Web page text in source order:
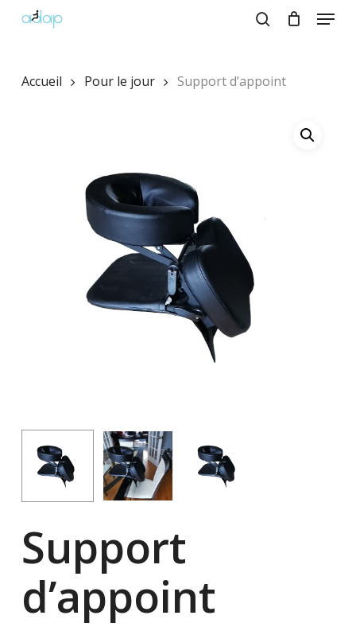
Menu
Accueil Pour le jour Support d’appoint
Support
d’appoint